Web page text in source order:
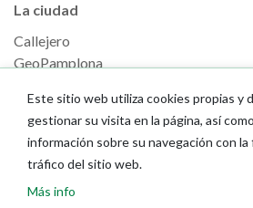
La ciudad
Callejero
GeoPamplona
Turismo
Descubre Pamplona
Este sitio web utiliza cookies propias y
gestionar su visita en la página, así
información sobre su navegación con la
tráfico del sitio web.
Más info